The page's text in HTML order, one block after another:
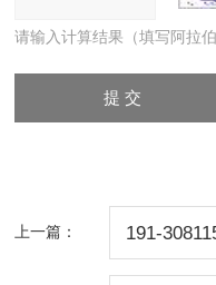
请输入计算结果（填写阿拉
上一篇： 191-